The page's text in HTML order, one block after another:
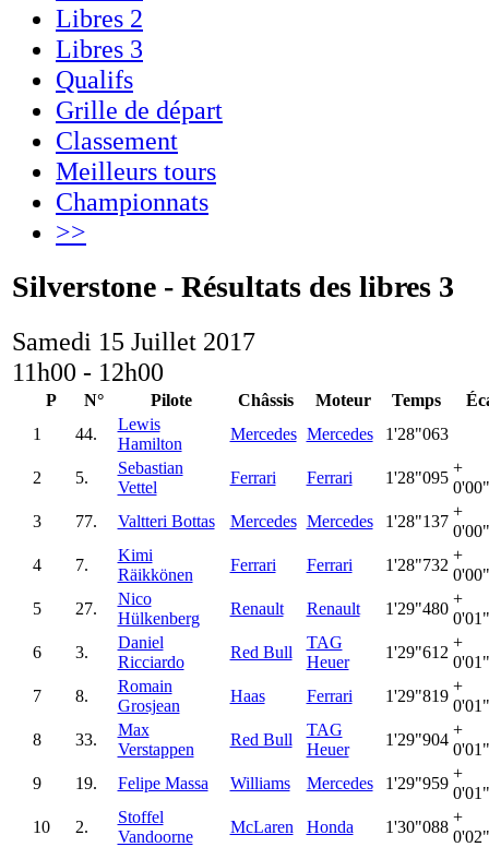
Libres 2
Libres 3
Qualifs
Grille de départ
Classement
Meilleurs tours
Championnats
>>
Silverstone - Résultats des libres 3
Samedi 15 Juillet 2017
11h00 - 12h00
P N° Pilote Châssis Moteur Temps
1
44.
Lewis
Hamilton
Mercedes Mercedes 1'28"063
2 5.
Sebastian
Vettel
Ferrari Ferrari 1'28"095
+
3
77. Valtteri Bottas Mercedes Mercedes 1'28"137
+
4
7.
Kimi
Räikkönen
Ferrari Ferrari 1'28"732
+
5
27.
Nico
Hülkenberg
Renault Renault 1'29"480
+
6
3.
Daniel
Ricciardo
Red Bull
TAG
Heuer
1'29"612
+
7
8.
Romain
Grosjean
Haas Ferrari 1'29"819
+
8
33.
Max
Verstappen
Red Bull
TAG
Heuer
1'29"904
+
9
19. Felipe Massa Williams Mercedes 1'29"959
+
10
2.
Stoffel
Vandoorne
McLaren Honda 1'30"088
+